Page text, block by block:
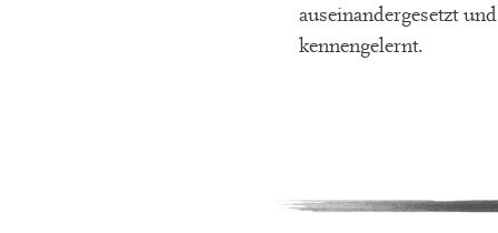
auseinandergesetzt
kennengelernt.